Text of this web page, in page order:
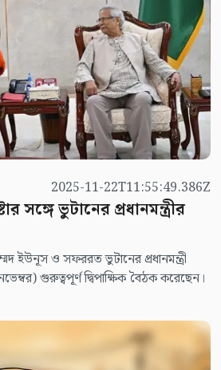
2025-11-22T11:55:49.386Z
ইউনূস ও সফররত ভুটানের প্রধানমন্ত্রী
গুরুত্বপূর্ণ দ্বিপাক্ষিক বৈঠক করেছেন।